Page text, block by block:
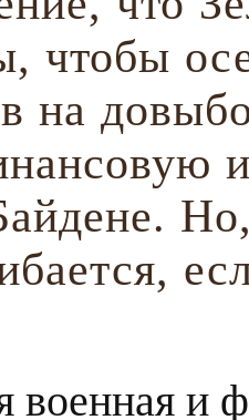
чтобы
на
военная и